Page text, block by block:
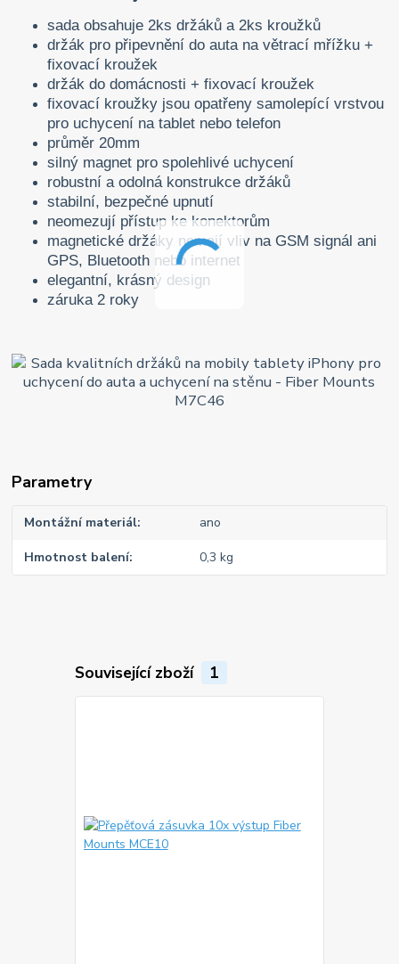
sada obsahuje 2ks držáků a 2ks kroužků
držák pro připevnění do auta na větrací mřížku +
fixovací kroužek
držák do domácnosti + fixovací kroužek
fixovací kroužky jsou opatřeny samolepící vrstvou
pro uchycení na tablet nebo telefon
průměr 20mm
silný magnet pro spolehlivé uchycení
robustní a odolná konstrukce držáků
stabilní, bezpečné upnutí
neomezují přístup ke konektorům
magnetické držáky nemají vliv na GSM signál ani
GPS, Bluetooth nebo internet
elegantní, krásný design
záruka 2 roky
Parametry
Montážní materiál ano
Hmotnost balení 0,3 kg
Související zboží 1